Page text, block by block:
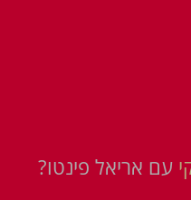
עם אריאל פינטו?